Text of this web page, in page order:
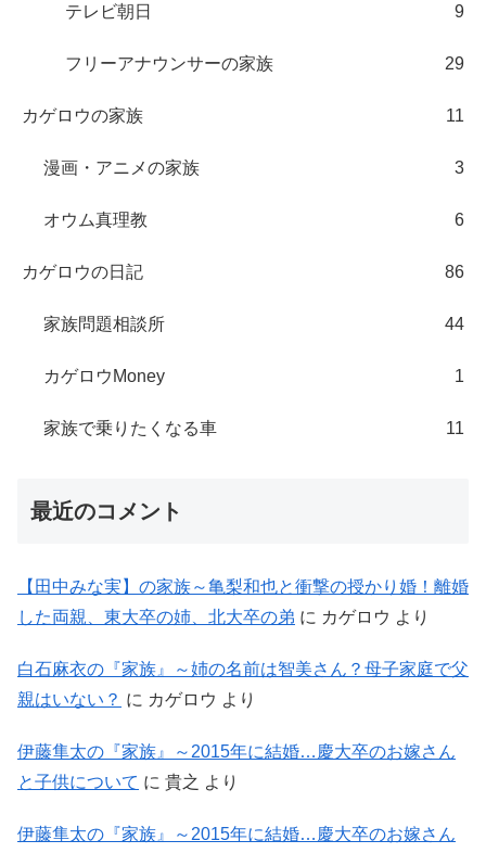
テレビ朝日 9
フリーアナウンサーの家族 29
カゲロウの家族 11
漫画・アニメの家族 3
オウム真理教 6
カゲロウの日記 86
家族問題相談所 44
カゲロウMoney 1
家族で乗りたくなる車 11
最近のコメント
【田中みな実】の家族～亀梨和也と衝撃の授かり婚！離婚
した両親、東大卒の姉、北大卒の弟 に カゲロウ より
白石麻衣の『家族』～姉の名前は智美さん？母子家庭で父
親はいない？ に カゲロウ より
伊藤隼太の『家族』～2015年に結婚…慶大卒のお嫁さん
と子供について に 貴之 より
伊藤隼太の『家族』～2015年に結婚…慶大卒のお嫁さん